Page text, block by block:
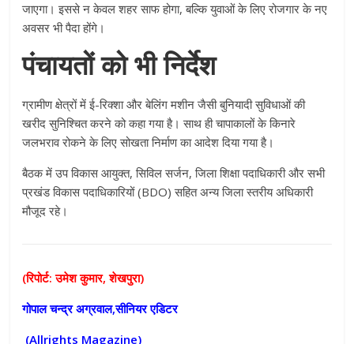
जाएगा। इससे न केवल शहर साफ होगा, बल्कि युवाओं के लिए रोजगार के नए
अवसर भी पैदा होंगे।
पंचायतों को भी निर्देश
ग्रामीण क्षेत्रों में ई-रिक्शा और बेलिंग मशीन जैसी बुनियादी सुविधाओं की
खरीद सुनिश्चित करने को कहा गया है। साथ ही चापाकालों के किनारे
जलभराव रोकने के लिए सोखता निर्माण का आदेश दिया गया है।
बैठक में उप विकास आयुक्त, सिविल सर्जन, जिला शिक्षा पदाधिकारी और सभी
प्रखंड विकास पदाधिकारियों (BDO) सहित अन्य जिला स्तरीय अधिकारी
मौजूद रहे।
(रिपोर्ट: उमेश कुमार, शेखपुरा)
गोपाल चन्द्र अग्रवाल,सीनियर एडिटर
(Allrights Magazine)